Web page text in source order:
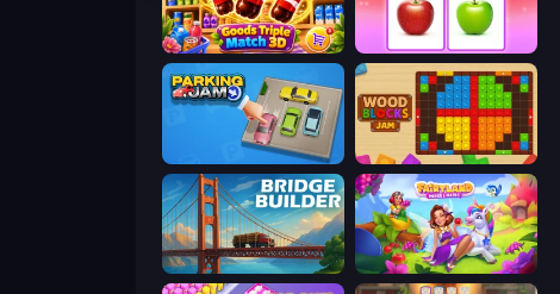
Goods Triple Match 3D What's The Difference?
Wood Blocks Jam
Bridge Builder Fairyland Merge & Magic